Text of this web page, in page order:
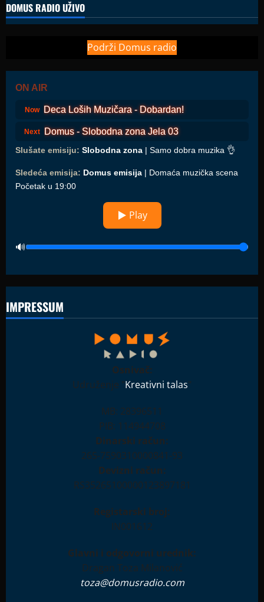
DOMUS RADIO UŽIVO
Podrži Domus radio
ON AIR
Now Deca Loših Muzičara - Dobardan!
Next Domus - Slobodna zona Jela 03
Slušate emisiju: Slobodna zona | Samo dobra muzika 👌
Sledeća emisija: Domus emisija | Domaća muzička scena
Početak u 19:00
▶ Play
IMPRESSUM
Osnivač:
Udruženje "Kreativni talas"
MB: 28396511
PIB: 114944708
Dinarski račun:
265-7590310000841-93
Devizni račun:
RS35265100000123897181
Registarski broj:
IN001612
Glavni i odgovorni urednik:
Dragan Toza Milanović
toza@domusradio.com